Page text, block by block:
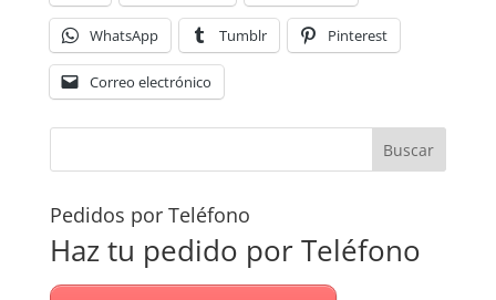
WhatsApp Tumblr Pinterest
Correo electrónico
Pedidos por Teléfono
Haz tu pedido por Teléfono